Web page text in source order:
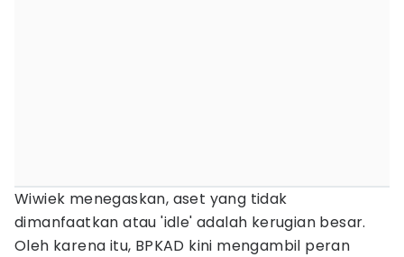
Wiwiek menegaskan, aset yang tidak
dimanfaatkan atau 'idle' adalah kerugian besar.
Oleh karena itu, BPKAD kini mengambil peran